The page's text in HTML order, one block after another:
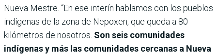
Nueva Mestre. “En ese interín hablamos con los pueblos
indígenas de la zona de Nepoxen, que queda a 80
kilómetros de nosotros. Son seis comunidades
indígenas y más las comunidades cercanas a Nueva